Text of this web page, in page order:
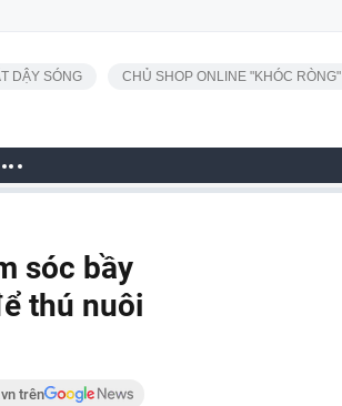
DẬY SÓNG CHỦ SHOP ONLINE "KHÓC RÒNG"
sóc bầy
thú nuôi
trên